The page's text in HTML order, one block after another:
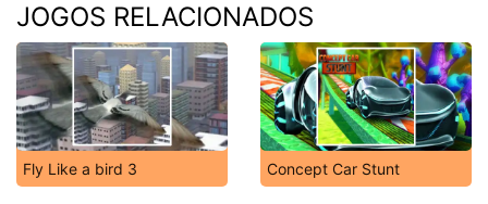
JOGOS RELACIONADOS
Fly Like a bird 3 Concept Car Stunt